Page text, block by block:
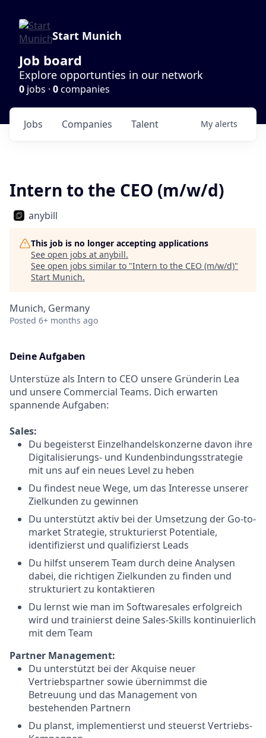
Start Munich
Job board
Explore opportunties in our network
0 jobs · 0companies
Jobs Companies Talent My alerts
Intern to the CEO (m/w/d)
anybill
This job is no longer accepting applications
See open jobs at anybill.
See open jobs similar to "Intern to the CEO (m/w/d)"
Start Munich.
Munich, Germany
Posted 6+ months ago
Deine Aufgaben
Unterstüze als Intern to CEO unsere Gründerin Lea
und unsere Commercial Teams. Dich erwarten
spannende Aufgaben:
Sales:
Du begeisterst Einzelhandelskonzerne davon ihre
Digitalisierungs- und Kundenbindungsstrategie
mit uns auf ein neues Level zu heben
Du findest neue Wege, um das Interesse unserer
Zielkunden zu gewinnen
Du unterstützt aktiv bei der Umsetzung der Go-to-
market Strategie, strukturierst Potentiale,
identifizierst und qualifizierst Leads
Du hilfst unserem Team durch deine Analysen
dabei, die richtigen Zielkunden zu finden und
strukturiert zu kontaktieren
Du lernst wie man im Softwaresales erfolgreich
wird und trainierst deine Sales-Skills kontinuierlich
mit dem Team
Partner Management:
Du unterstützt bei der Akquise neuer
Vertriebspartner sowie übernimmst die
Betreuung und das Management von
bestehenden Partnern
Du planst, implementierst und steuerst Vertriebs-